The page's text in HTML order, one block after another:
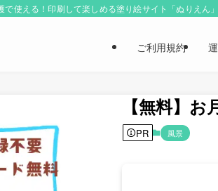
使える！印刷して楽しめる塗り絵サイト「ぬりえん」
ご利用規約
【無料】
PR 風景